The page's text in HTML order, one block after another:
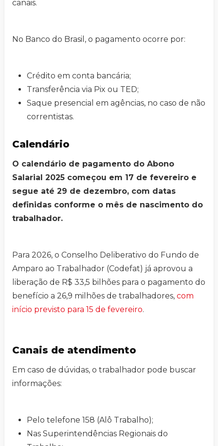
canais.
No Banco do Brasil, o pagamento ocorre por:
Crédito em conta bancária;
Transferência via Pix ou TED;
Saque presencial em agências, no caso de não
correntistas.
Calendário
O calendário de pagamento do Abono
Salarial 2025 começou em 17 de fevereiro e
segue até 29 de dezembro, com datas
definidas conforme o mês de nascimento do
trabalhador.
Para 2026, o Conselho Deliberativo do Fundo de
Amparo ao Trabalhador (Codefat) já aprovou a
liberação de R$ 33,5 bilhões para o pagamento do
benefício a 26,9 milhões de trabalhadores, com
início previsto para 15 de fevereiro.
Canais de atendimento
Em caso de dúvidas, o trabalhador pode buscar
informações:
Pelo telefone 158 (Alô Trabalho);
Nas Superintendências Regionais do